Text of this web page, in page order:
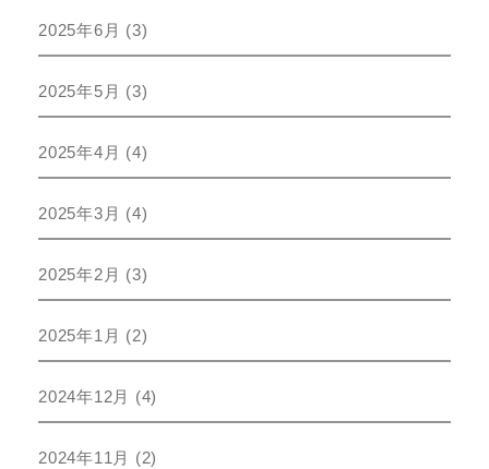
2025年6月 (3)
2025年5月 (3)
2025年4月 (4)
2025年3月 (4)
2025年2月 (3)
2025年1月 (2)
2024年12月 (4)
2024年11月 (2)